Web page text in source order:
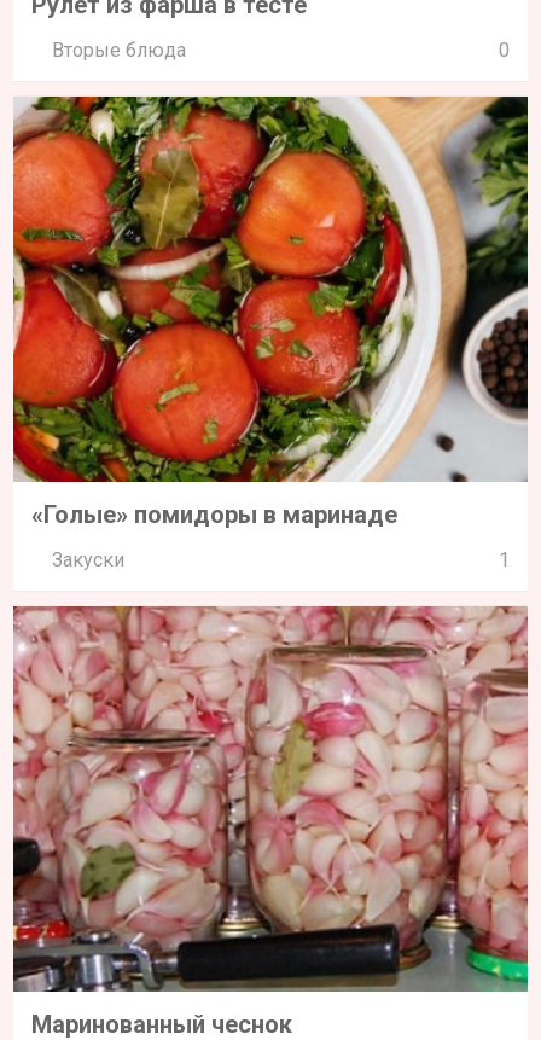
Вторые блюда 0
«Голые» помидоры в маринаде
Закуски 1
Маринованный чеснок